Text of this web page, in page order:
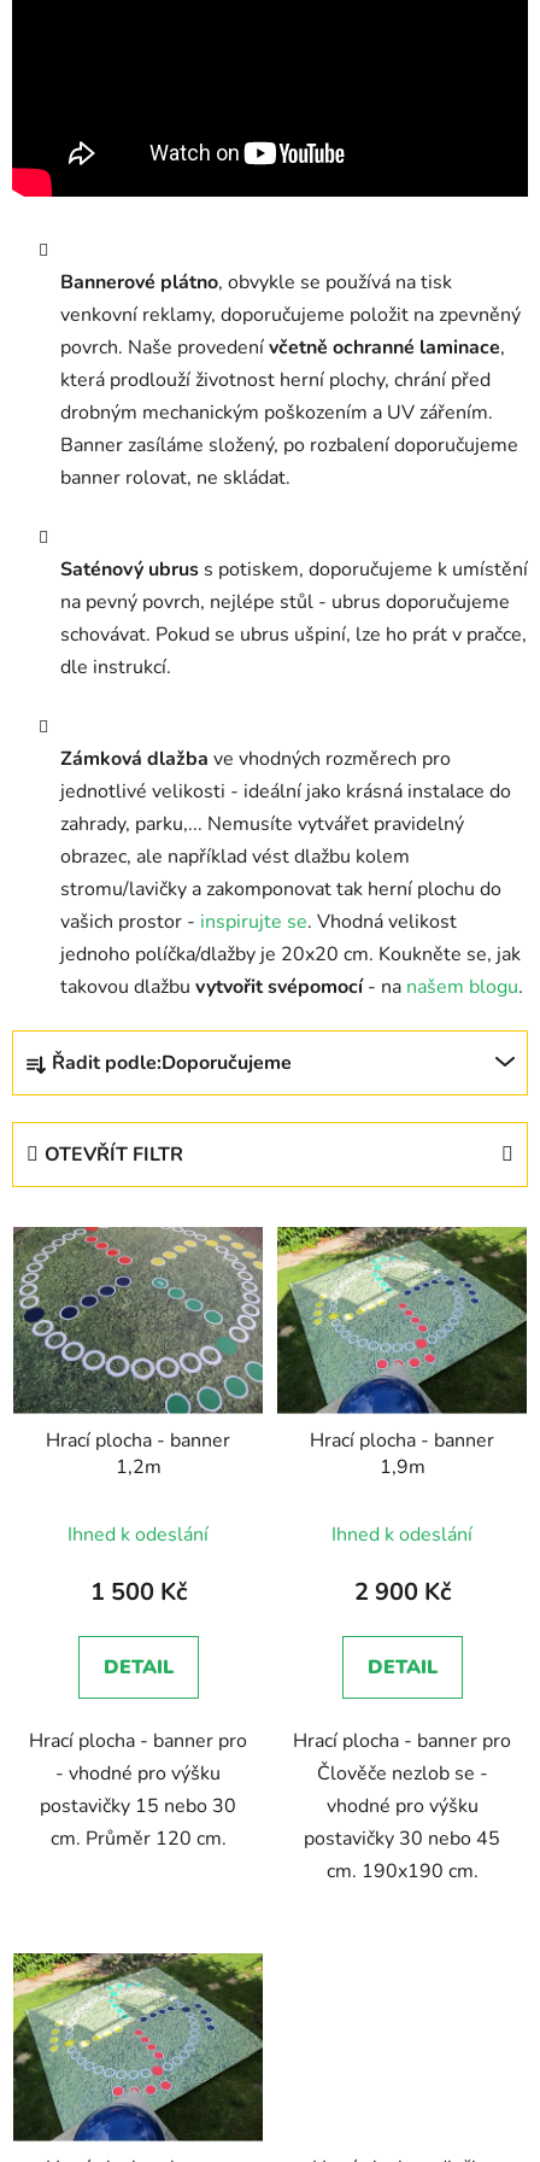
Bannerové plátno, obvykle se používá na tisk
venkovní reklamy, doporučujeme položit na zpevněný
povrch. Naše provedenívčetně ochranné laminace,
která prodlouží životnost herní plochy, chrání před
drobným mechanickým poškozením a UV zářením.
Banner zasíláme složený, po rozbalení doporučujeme
banner rolovat, ne skládat.
Saténový ubrus s potiskem, doporučujeme k umístění
na pevný povrch, nejlépe stůl - ubrus doporučujeme
schovávat. Pokud se ubrus ušpiní, lze ho prát v pračce,
dle instrukcí.
Zámková dlažba ve vhodných rozměrech pro
jednotlivé velikosti - ideální jako krásná instalace do
zahrady, parku,... Nemusíte vytvářet pravidelný
obrazec, ale například vést dlažbu kolem
stromu/lavičky a zakomponovat tak herní plochu do
vašich prostor - inspirujte se. Vhodná velikost
jednoho políčka/dlažby je 20x20 cm. Koukněte se, jak
takovou dlažbu vytvořit svépomocí- na našem blogu.
Ř
z
p
r
o
d
u
k
t
Řadit podle:Doporučujeme
OTEVŘÍT FILTR
V
ý
p
i
s
p
r
Hrací plocha - banner
1,2m
hodnocení
produktu
3,5
z
hvězdiček.
Ihned k odeslání
1 500 Kč
DETAIL
Hrací plocha - banner pro
- vhodné pro výšku
postavičky 15 nebo 30
cm. Průměr 120 cm.
Hrací plocha - banner
1,9m
Ihned k odeslání
2 900 Kč
DETAIL
Hrací plocha - banner pro
Člověče nezlob se -
vhodné pro výšku
postavičky 30 nebo 45
cm. 190x190 cm.